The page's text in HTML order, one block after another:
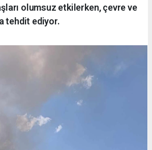
olumsuz etkilerken, çevre ve
tehdit ediyor.